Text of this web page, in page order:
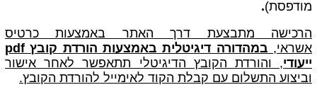
מודפסת).
הרכישה מתבצעת דרך האתר באמצעות כרטיס
אשראי,
במהדורה דיגיטלית באמצעות הורדת קובץ pdf
ייעודי, והורדת הקובץ הדיגיטלי תתאפשר לאחר אישור
וביצוע התשלום עם קבלת הקוד לאימייל להורדת הקובץ.